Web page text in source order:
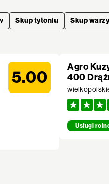
Skup tytoniu Skup
5.00
Agro
400
Usługi